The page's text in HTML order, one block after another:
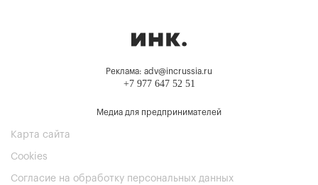
Реклама: adv@incrussia.ru
+7 977 647 52 51
Медиа для предпринимателей
Карта сайта
Cookies
Согласие на обработку персональных данных